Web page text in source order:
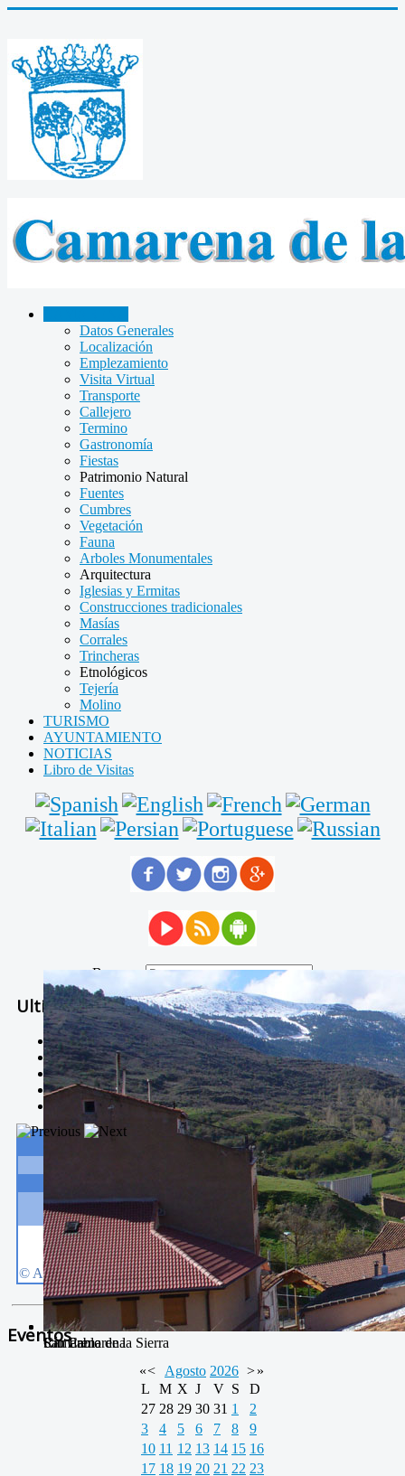
Datos Generales
Localización
Emplezamiento
Visita Virtual
Transporte
Callejero
Termino
Gastronomía
Fiestas
Patrimonio Natural
Fuentes
Cumbres
Vegetación
Fauna
Arboles Monumentales
Arquitectura
Iglesias y Ermitas
Construcciones tradicionales
Masías
Corrales
Trincheras
Etnológicos
Tejería
Molino
TURISMO
AYUNTAMIENTO
NOTICIAS
Libro de Visitas
Buscar...
San Pablo
Río Camarena
Camarena de la Sierra
Ultimas Noticias
Solidaria carrera - 7 TÉRMINOS XTREM
Temporal de Febrero
Nevada Enero 2018
La estación de esquí de Javalambre abrirán este sábado
Larga vida a las escuelas
Eventos
«< Agosto 2026 >»
L
M X J V S
D
27 28 29 30 31 1
2
3
4 5 6 7 8
9
10 11 12 13 14 15 16
17 18 19 20 21 22 23